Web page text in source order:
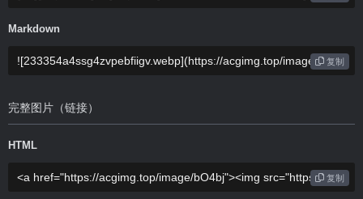
Markdown
复制
完整图片（链接）
HTML
复制